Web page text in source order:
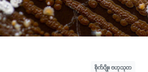
စိုက်ပျိုး ဗဟုသုတ